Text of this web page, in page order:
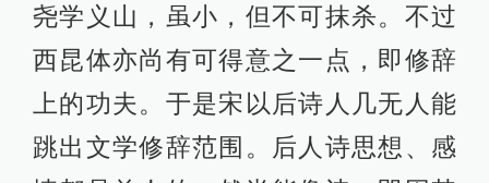
尧学义山，虽小，但不可抹杀。不过
西昆体亦尚有可得意之一点，即修辞
上的功夫。于是宋以后诗人几无人能
跳出文学修辞范围。后人诗思想、感